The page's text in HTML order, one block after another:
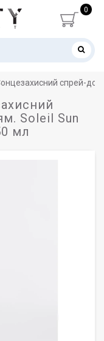
0
Сонцезахисний спрей-
Soleil Sun
мл